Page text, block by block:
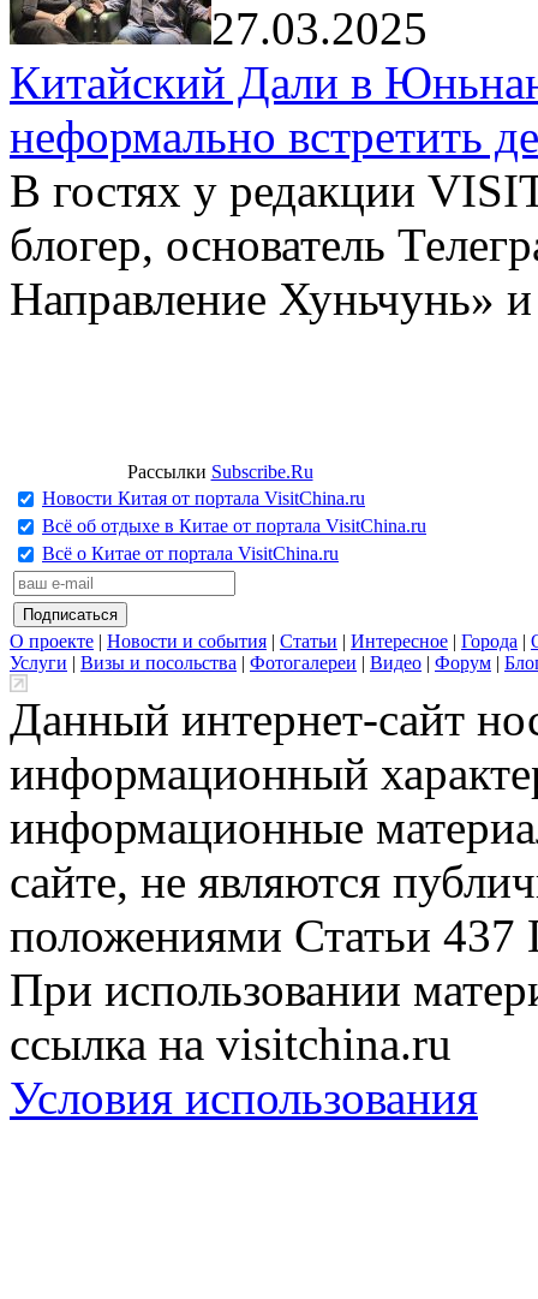
27.03.2025
Китайский Дали в
неформально встретить
В гостях у редакции
блогер, основатель
Направление Хуньчунь»
Рассылки Subscribe.Ru
Новости Китая от портала VisitChina.ru
Всё об отдыхе в Китае от портала VisitChina.ru
Всё о Китае от портала VisitChina.ru
О проекте | Новости и события | Статьи | Интересное | Города |
Услуги | Визы и посольства | Фотогалереи | Видео | Форум |
Данный интернет-сайт
информационный
информационные
сайте, не являются
положениями Статьи 437
При использовании
ссылка на visitchina.ru
Условия использования